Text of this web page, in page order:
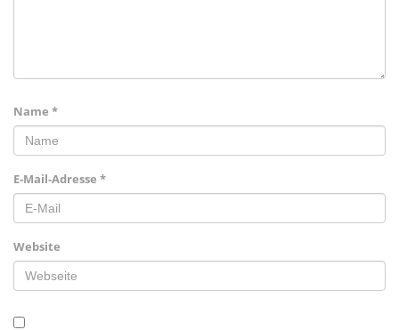
Name *
E-Mail-Adresse *
Website